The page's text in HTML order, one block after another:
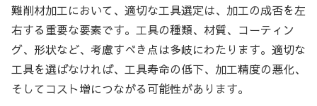
難削材加工において、適切な工具選定は、加工の成否を左
右する重要な要素です。工具の種類、材質、コーティン
グ、形状など、考慮すべき点は多岐にわたります。適切な
工具を選ばなければ、工具寿命の低下、加工精度の悪化、
そしてコスト増につながる可能性があります。